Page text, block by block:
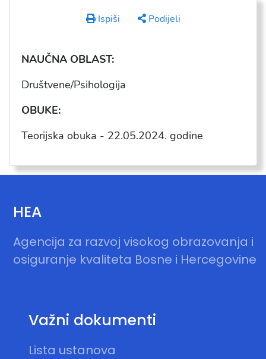
Ispiši Podijeli
NAUČNA OBLAST:
Društvene/Psihologija
OBUKE:
Teorijska obuka - 22.05.2024. godine
HEA
Agencija za razvoj visokog obrazovanja i
osiguranje kvaliteta Bosne i Hercegovine
Važni dokumenti
Lista ustanova